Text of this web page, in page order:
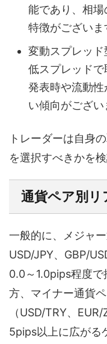
能であり、相
特徴がございま
変動スプレッ
低スプレッド
発表時や流動
い傾向がござい
トレーダーは自身
を選択すべきかを
通貨ペア別
一般的に、メジャ
USD/JPY、GBP/
0.0～1.0pips程度
方、マイナー通貨
（USD/TRY、
5pips以上に広がる